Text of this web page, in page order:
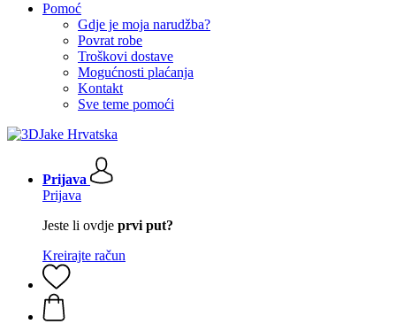
Pomoć
Gdje je moja narudžba?
Povrat robe
Troškovi dostave
Mogućnosti plaćanja
Kontakt
Sve teme pomoći
Prijava
Prijava
Jeste li ovdje prvi put?
Kreirajte račun